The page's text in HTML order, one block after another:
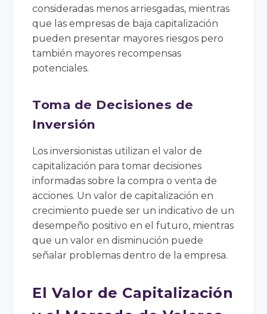
consideradas menos arriesgadas, mientras
que las empresas de baja capitalización
pueden presentar mayores riesgos pero
también mayores recompensas
potenciales.
Toma de Decisiones de
Inversión
Los inversionistas utilizan el valor de
capitalización para tomar decisiones
informadas sobre la compra o venta de
acciones. Un valor de capitalización en
crecimiento puede ser un indicativo de un
desempeño positivo en el futuro, mientras
que un valor en disminución puede
señalar problemas dentro de la empresa.
El Valor de Capitalización